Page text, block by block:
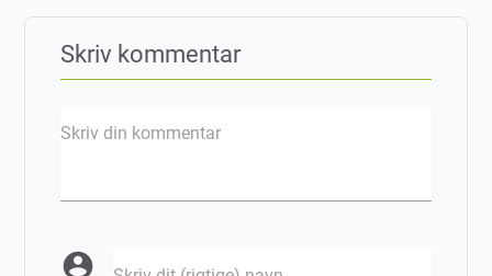
Skriv kommentar
Skriv din kommentar
account_circle